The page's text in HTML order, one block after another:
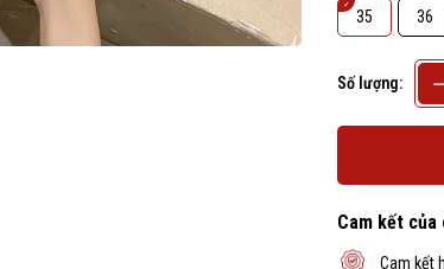
35 36
Số lượng:
Cam kết
Cam kết